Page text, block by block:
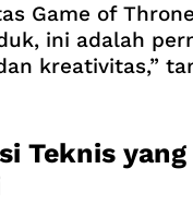
Game of
ini adalah
kreativitas,”
Teknis yang